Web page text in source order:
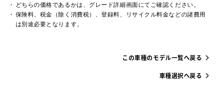
どちらの価格であるかは、グレード詳細画面にてご確認ください。
保険料、税金（除く消費税）、登録料、リサイクル料金などの諸費用
は別途必要となります。
この車種のモデル一覧へ戻る
車種選択へ戻る